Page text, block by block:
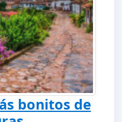
bonitos de